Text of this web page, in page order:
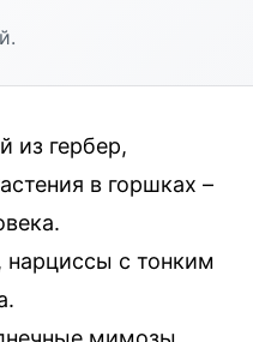
из гербер,
в горшках –
с тонким